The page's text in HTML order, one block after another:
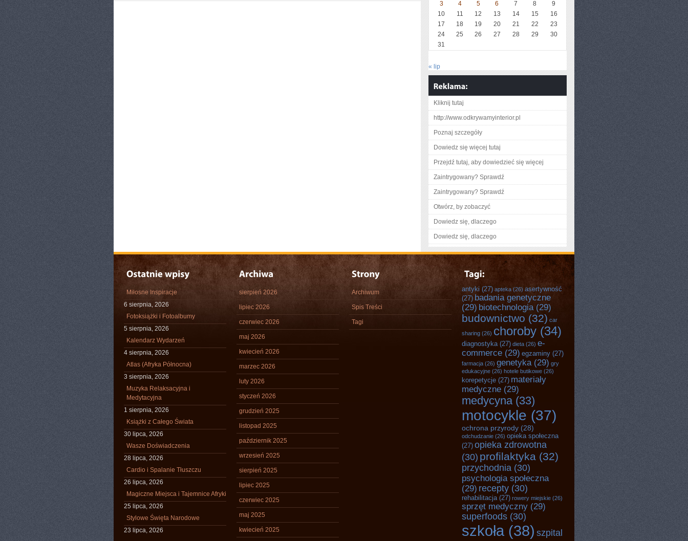
3
4 5 6 7 8
9
10
11 12 13 14 15
16
17
18 19 20 21 22
23
24
25 26 27 28 29
30
31
« lip
Kliknij tutaj
http://www.odkrywamyinterior.pl
Poznaj szczegóły
Dowiedz się więcej tutaj
Przejdź tutaj, aby dowiedzieć się więcej
Zaintrygowany? Sprawdź
Zaintrygowany? Sprawdź
Otwórz, by zobaczyć
Dowiedz się, dlaczego
Dowiedz się, dlaczego
Miłosne Inspiracje
6 sierpnia, 2026
Fotoksiążki i Fotoalbumy
5 sierpnia, 2026
Kalendarz Wydarzeń
4 sierpnia, 2026
Atlas (Afryka Północna)
3 sierpnia, 2026
Muzyka Relaksacyjna i
Medytacyjna
1 sierpnia, 2026
Książki z Całego Świata
30 lipca, 2026
Wasze Doświadczenia
28 lipca, 2026
Cardio i Spalanie Tłuszczu
26 lipca, 2026
Magiczne Miejsca i Tajemnice Afryki
25 lipca, 2026
Stylowe Święta Narodowe
23 lipca, 2026
sierpień 2026
lipiec 2026
czerwiec 2026
maj 2026
kwiecień 2026
marzec 2026
luty 2026
styczeń 2026
grudzień 2025
listopad 2025
październik 2025
wrzesień 2025
sierpień 2025
lipiec 2025
czerwiec 2025
maj 2025
kwiecień 2025
Archiwum
Spis Treści
Tagi
antyki (27) apteka (26) asertywność
(27) badania genetyczne
(29) biotechnologia (29)
budownictwo (32) car
sharing (26) choroby (34)
diagnostyka(27) dieta (26) e-
commerce (29) egzaminy (27)
farmacja (26) genetyka (29) gry
edukacyjne (26) hotele butikowe (26)
korepetycje (27) materiały
medyczne (29)
medycyna(33)
motocykle (37)
ochrona przyrody (28)
odchudzanie (26) opieka społeczna
(27) opieka zdrowotna
(30) profilaktyka (32)
przychodnia (30)
psychologia społeczna
(29) recepty (30)
rehabilitacja(27) rowery miejskie (26)
sprzęt medyczny (29)
superfoods (30)
szkoła (38) szpital